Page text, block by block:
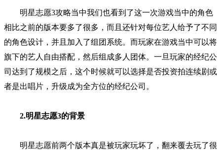
明星志愿3攻略当中我们也看到了这一次游戏当中的角色
相比之前的版本要多了很多，而且还针对每位艺人给予了不同
的角色设计，并且加入了组团系统。而玩家在游戏当中可以将
旗下的艺人自由搭配，然后组成多人团体。一旦玩家的经纪公
司达到了规模之后，这个时候就可以选择是否投资拍连续剧或
者是出唱片，升级成为全方位的经纪公司。
2.明星志愿3的背景
明星志愿前两个版本真是被玩家玩坏了，翻来覆去玩了很